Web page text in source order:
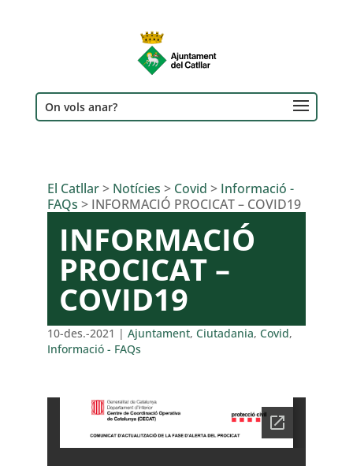
On vols anar?
El Catllar> Notícies > Covid > Informació -
FAQs > INFORMACIÓ PROCICAT – COVID19
INFORMACIÓ
PROCICAT –
COVID19
10-des.-2021 | Ajuntament, Ciutadania, Covid,
Informació - FAQs